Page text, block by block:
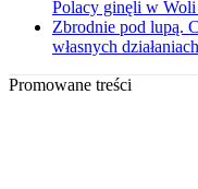
Polacy ginęli w
Zbrodnie pod lupą.
własnych
Promowane treści